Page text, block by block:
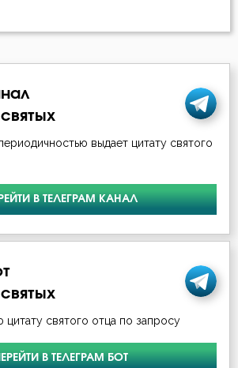
выдает цитату святого
В ТЕЛЕГРАМ КАНАЛ
цитату святого отца по запросу
В ТЕЛЕГРАМ БОТ